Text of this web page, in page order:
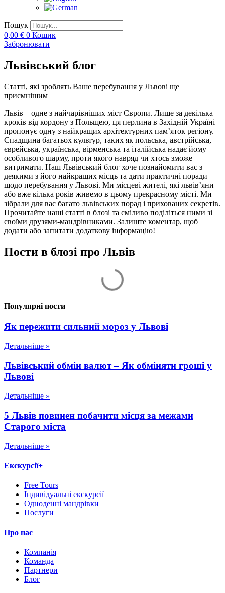
Пошук
0,00 € 0 Кошик
Забронювати
Львівський блог
Статті, які зроблять Ваше перебування у Львові ще
приємнішим
Львів – одне з найчарівніших міст Європи. Лише за декілька
кроків від кордону з Польщею, ця перлина в Західній Україні
пропонує одну з найкращих архітектурних пам’яток регіону.
Спадщина багатьох культур, таких як польська, австрійська,
єврейська, українська, вірменська та італійська надає йому
особливого шарму, проти якого навряд чи хтось зможе
витримати. Наш Львівський блог хоче познайомити вас з
деякими з його найкращих місць та дати практичні поради
щодо перебування у Львові. Ми місцеві жителі, які львів’яни
або вже кілька років живемо в цьому прекрасному місті. Ми
зібрали для вас багато львівських порад і прихованих секретів.
Прочитайте наші статті в блозі та сміливо поділіться ними зі
своїми друзями-мандрівниками. Залиште коментар, щоб
додати або запитати додаткову інформацію!
Пости в блозі про Львів
Популярні пости
Як пережити сильний мороз у Львові
Детальніше »
Львівський обмін валют – Як обміняти гроші у
Львові
Детальніше »
5 Львів повинен побачити місця за межами
Старого міста
Детальніше »
Екскурсії+
Free Tours
Індивідуальні екскурсії
Одноденні мандрівки
Послуги
Про нас
Компанія
Команда
Партнери
Блог